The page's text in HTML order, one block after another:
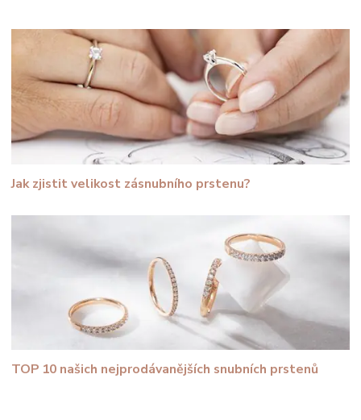
Jak zjistit velikost zásnubního prstenu?
TOP 10 našich nejprodávanějších snubních prstenů